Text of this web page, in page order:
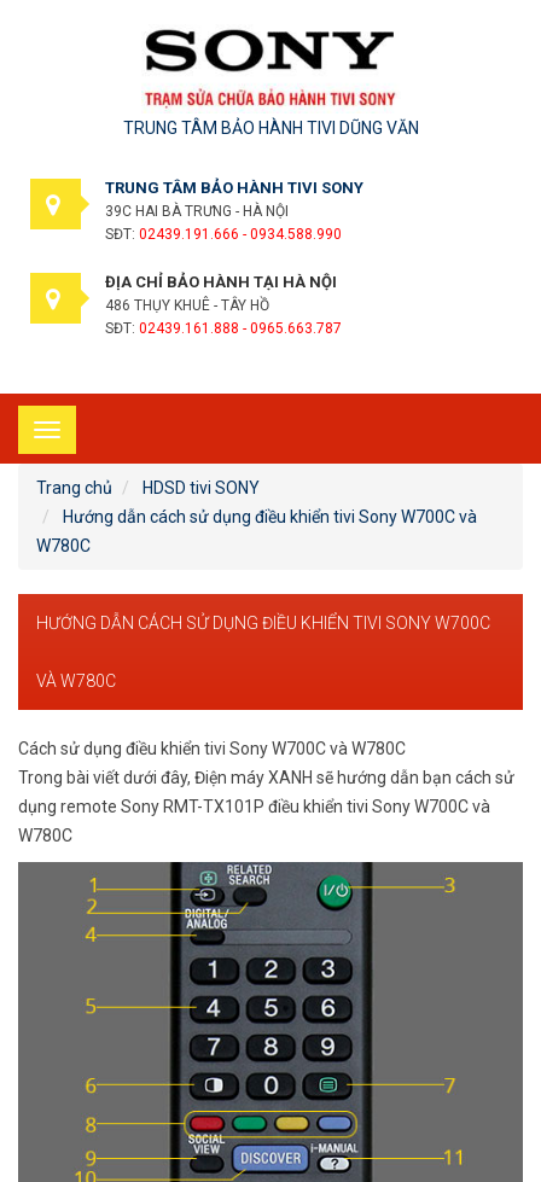
TRUNG TÂM BẢO HÀNH TIVI DŨNG VĂN
TRUNG TÂM BẢO HÀNH TIVI SONY
39C HAI BÀ TRƯNG - HÀ NỘI
SĐT: 02439.191.666 - 0934.588.990
ĐỊA CHỈ BẢO HÀNH TẠI HÀ NỘI
486 THỤY KHUÊ - TÂY HỒ
SĐT: 02439.161.888 - 0965.663.787
Toggle
navigation
Trang chủ
HDSD tivi SONY
Hướng dẫn cách sử dụng điều khiển tivi Sony W700C và
W780C
HƯỚNG DẪN CÁCH SỬ DỤNG ĐIỀU KHIỂN TIVI SONY W700C
VÀ W780C
Cách sử dụng điều khiển tivi Sony W700C và W780C
Trong bài viết dưới đây, Điện máy XANH sẽ hướng dẫn bạn cách sử
dụng remote Sony RMT-TX101P điều khiển tivi Sony W700C và
W780C